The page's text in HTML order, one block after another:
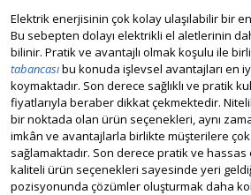
Elektrik enerjisinin çok kolay ulaşılabilir bir
Bu sebepten dolayı elektrikli el aletlerinin
bilinir. Pratik ve avantajlı olmak koşulu ile
tabancasıbu konuda işlevsel avantajları en
koymaktadır. Son derece sağlıklı ve pratik
fiyatlarıyla beraber dikkat çekmektedir.
bir noktada olan ürün seçenekleri, aynı
imkân ve avantajlarla birlikte müşterilere
sağlamaktadır. Son derece pratik ve hassas
kaliteli ürün seçenekleri sayesinde yeri
pozisyonunda çözümler oluşturmak daha